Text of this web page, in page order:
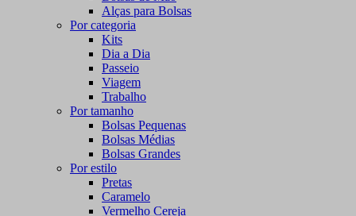
Alças para Bolsas
Por categoria
Kits
Dia a Dia
Passeio
Viagem
Trabalho
Por tamanho
Bolsas Pequenas
Bolsas Médias
Bolsas Grandes
Por estilo
Pretas
Caramelo
Vermelho Cereja